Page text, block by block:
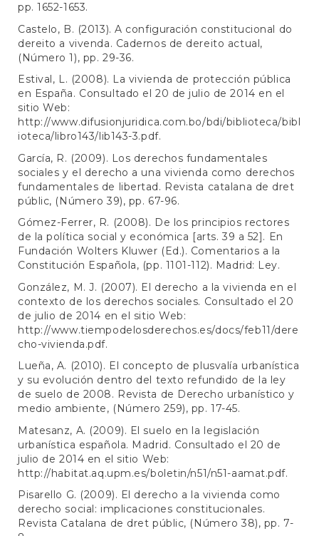
pp. 1652-1653.
Castelo, B. (2013). A configuración constitucional do
dereito a vivenda. Cadernos de dereito actual,
(Número 1), pp. 29-36.
Estival, L. (2008). La vivienda de protección pública
en España. Consultado el 20 de julio de 2014 en el
sitio Web:
http://www.difusionjuridica.com.bo/bdi/biblioteca/bibl
ioteca/libro143/lib143-3.pdf.
García, R. (2009). Los derechos fundamentales
sociales y el derecho a una vivienda como derechos
fundamentales de libertad. Revista catalana de dret
públic, (Número 39), pp. 67-96.
Gómez-Ferrer, R. (2008). De los principios rectores
de la política social y económica [arts. 39 a 52]. En
Fundación Wolters Kluwer (Ed.). Comentarios a la
Constitución Española, (pp. 1101-112). Madrid: Ley.
González, M. J. (2007). El derecho a la vivienda en el
contexto de los derechos sociales. Consultado el 20
de julio de 2014 en el sitio Web:
http://www.tiempodelosderechos.es/docs/feb11/dere
cho-vivienda.pdf.
Lueña, A. (2010). El concepto de plusvalía urbanística
y su evolución dentro del texto refundido de la ley
de suelo de 2008. Revista de Derecho urbanístico y
medio ambiente, (Número 259), pp. 17-45.
Matesanz, A. (2009). El suelo en la legislación
urbanística española. Madrid. Consultado el 20 de
julio de 2014 en el sitio Web:
http://habitat.aq.upm.es/boletin/n51/n51-aamat.pdf.
Pisarello G. (2009). El derecho a la vivienda como
derecho social: implicaciones constitucionales.
Revista Catalana de dret públic, (Número 38), pp. 7-